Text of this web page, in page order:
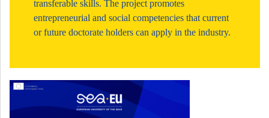
transferable skills. The project promotes
entrepreneurial and social competencies that current
or future doctorate holders can apply in the industry.